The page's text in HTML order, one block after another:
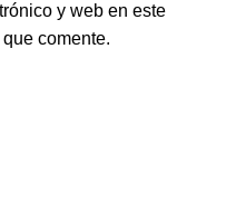
y web en este
comente.